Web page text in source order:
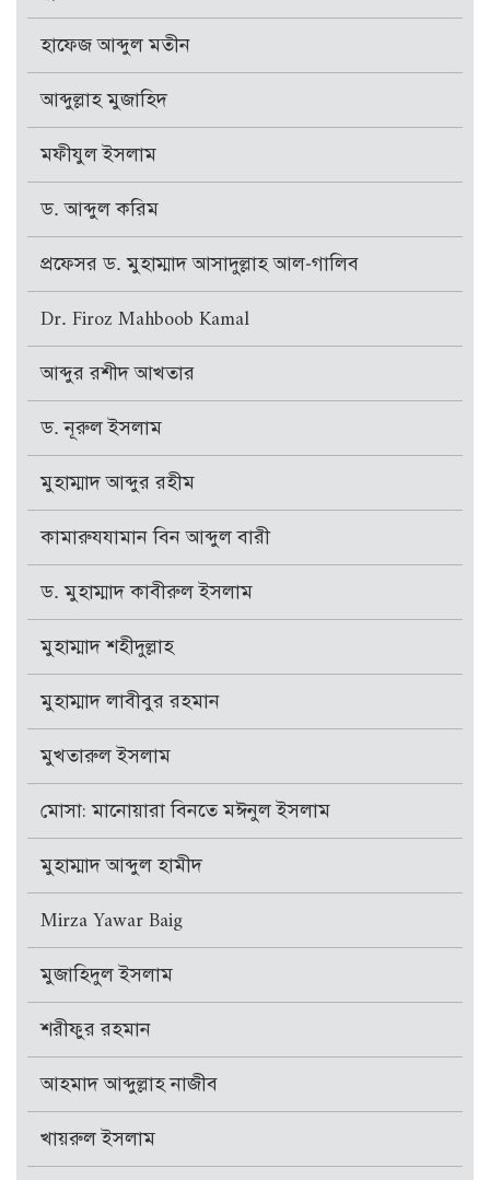
হাফেজ আব্দুল মতীন
আব্দুল্লাহ মুজাহিদ
মফীযুল ইসলাম
ড. আব্দুল করিম
প্রফেসর ড. মুহাম্মাদ আসাদুল্লাহ আল-গালিব
Dr. Firoz Mahboob Kamal
আব্দুর রশীদ আখতার
ড. নূরুল ইসলাম
মুহাম্মাদ আব্দুর রহীম
কামারুযযামান বিন আব্দুল বারী
ড. মুহাম্মাদ কাবীরুল ইসলাম
মুহাম্মাদ শহীদুল্লাহ
মুহাম্মাদ লাবীবুর রহমান
মুখতারুল ইসলাম
মোসা: মানোয়ারা বিনতে মঈনুল ইসলাম
মুহাম্মাদ আব্দুল হামীদ
Mirza Yawar Baig
মুজাহিদুল ইসলাম
শরীফুর রহমান
আহমাদ আব্দুল্লাহ নাজীব
খায়রুল ইসলাম